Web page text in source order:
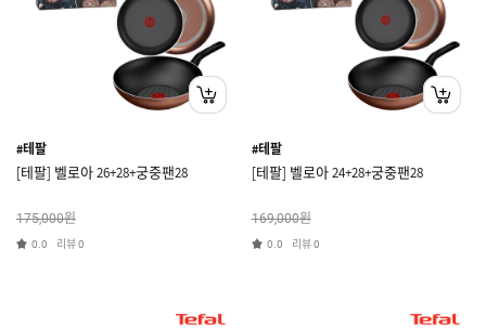
#테팔
[테팔] 벨로아 26+28+궁중팬28
175,000원
0.0 리뷰0
#테팔
[테팔] 벨로아 24+28+궁중팬28
169,000원
0.0 리뷰0